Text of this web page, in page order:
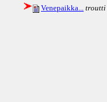
Venepaikka... troutti